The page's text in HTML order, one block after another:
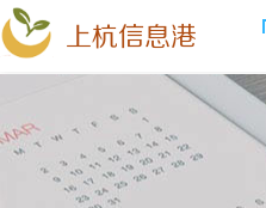
上杭信息港